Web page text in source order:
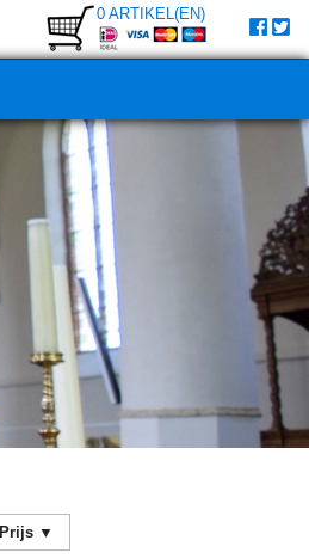
0 ARTIKEL(EN)
Prijs ▼